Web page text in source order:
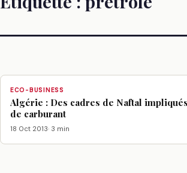
ECO-BUSINESS
Algérie : Des cadres de Naftal
de carburant
18 Oct 2013· 3 min